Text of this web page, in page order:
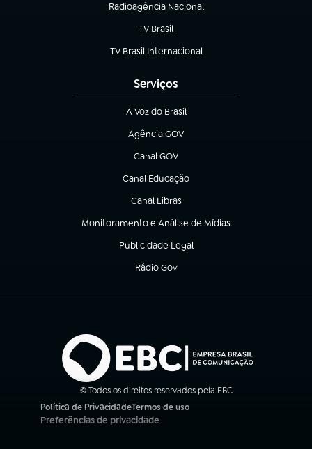
Radioagência Nacional
(abre em nova aba)
TV Brasil
(abre em nova aba)
TV Brasil Internacional
(abre em nova aba)
Serviços
A Voz do Brasil
(abre em nova aba)
Agência GOV
(abre em nova aba)
Canal GOV
(abre em nova aba)
Canal Educação
(abre em nova aba)
Canal Libras
(abre em nova aba)
Monitoramento e Análise de Mídias
(abre em nova aba)
Publicidade Legal
(abre em nova aba)
Rádio Gov
(abre em nova aba)
© Todos os direitos reservados pela EBC
Política de Privacidade
(abre em nova aba)
Termos de uso
(abre em nova aba)
Preferências de privacidade